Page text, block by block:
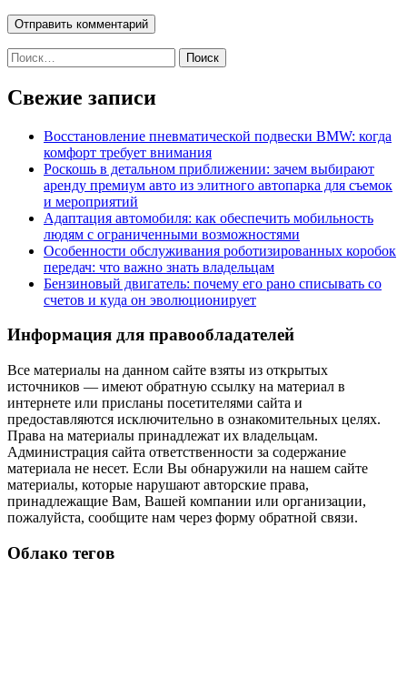
Найти:
Свежие записи
Восстановление пневматической подвески BMW: когда
комфорт требует внимания
Роскошь в детальном приближении: зачем выбирают
аренду премиум авто из элитного автопарка для съемок
и мероприятий
Адаптация автомобиля: как обеспечить мобильность
людям с ограниченными возможностями
Особенности обслуживания роботизированных коробок
передач: что важно знать владельцам
Бензиновый двигатель: почему его рано списывать со
счетов и куда он эволюционирует
Информация для правообладателей
Все материалы на данном сайте взяты из открытых
источников — имеют обратную ссылку на материал в
интернете или присланы посетителями сайта и
предоставляются исключительно в ознакомительных целях.
Права на материалы принадлежат их владельцам.
Администрация сайта ответственности за содержание
материала не несет. Если Вы обнаружили на нашем сайте
материалы, которые нарушают авторские права,
принадлежащие Вам, Вашей компании или организации,
пожалуйста, сообщите нам через форму обратной связи.
Облако тегов